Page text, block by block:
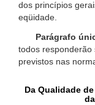
dos princípios
eqüidade.
Parágrafo
todos responderão
previstos nas
Da Qualidade